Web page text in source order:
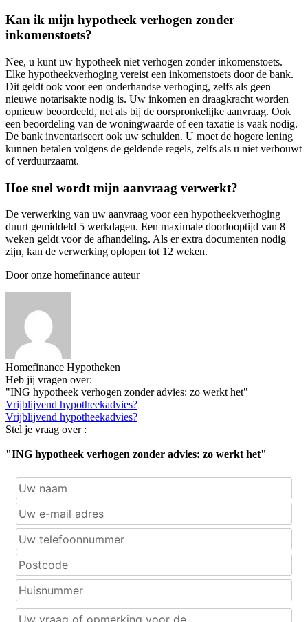
Kan ik mijn hypotheek verhogen zonder
inkomenstoets?
Nee, u kunt uw hypotheek niet verhogen zonder inkomenstoets.
Elke hypotheekverhoging vereist een inkomenstoets door de bank.
Dit geldt ook voor een onderhandse verhoging, zelfs als geen
nieuwe notarisakte nodig is. Uw inkomen en draagkracht worden
opnieuw beoordeeld, net als bij de oorspronkelijke aanvraag. Ook
een beoordeling van de woningwaarde of een taxatie is vaak nodig.
De bank inventariseert ook uw schulden. U moet de hogere lening
kunnen betalen volgens de geldende regels, zelfs als u niet verbouwt
of verduurzaamt.
Hoe snel wordt mijn aanvraag verwerkt?
De verwerking van uw aanvraag voor een hypotheekverhoging
duurt gemiddeld 5 werkdagen. Een maximale doorlooptijd van 8
weken geldt voor de afhandeling. Als er extra documenten nodig
zijn, kan de verwerking oplopen tot 12 weken.
Door onze homefinance auteur
Homefinance Hypotheken
Heb jij vragen over:
"ING hypotheek verhogen zonder advies: zo werkt het"
Vrijblijvend hypotheekadvies?
Vrijblijvend hypotheekadvies?
Stel je vraag over :
"ING hypotheek verhogen zonder advies: zo werkt het"